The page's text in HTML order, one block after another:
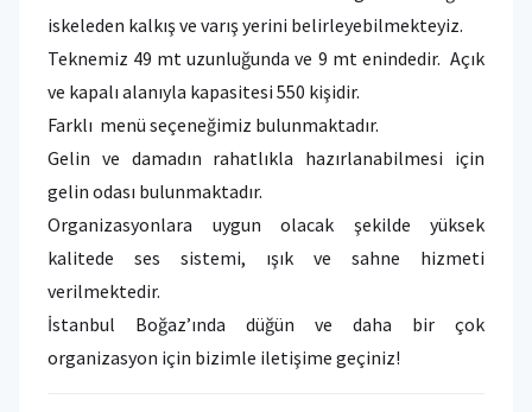
iskeleden kalkış ve varış yerini belirleyebilmekteyiz.
Teknemiz 49 mt uzunluğunda ve 9 mt enindedir. Açık
ve kapalı alanıyla kapasitesi 550 kişidir.
Farklı menü seçeneğimiz bulunmaktadır.
Gelin ve damadın rahatlıkla hazırlanabilmesi için
gelin odası bulunmaktadır.
Organizasyonlara uygun olacak şekilde yüksek
kalitede ses sistemi, ışık ve sahne hizmeti
verilmektedir.
İstanbul Boğaz’ında düğün ve daha bir çok
organizasyon için bizimle iletişime geçiniz!